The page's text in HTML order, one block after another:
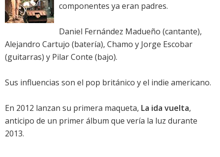
componentes ya eran padres.
Daniel Fernández Madueño (cantante),
Alejandro Cartujo (batería), Chamo y Jorge Escobar
(guitarras) y Pilar Conte (bajo).
Sus influencias son el pop británico y el indie americano.
En 2012 lanzan su primera maqueta, La ida vuelta,
anticipo de un primer álbum que vería la luz durante
2013.